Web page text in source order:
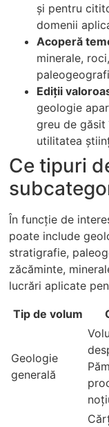
și pentru
domenii
Acoperă
minerale,
Ediții
geologie
greu de găsit
utilitatea
Ce tipuri
În funcție de
poate include
stratigrafie,
zăcăminte,
lucrări aplicate
Tip de volum
Geologie
generală